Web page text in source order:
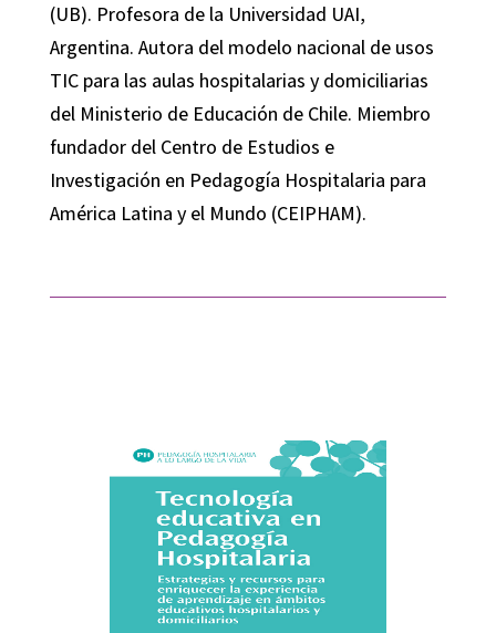
(UB). Profesora de la Universidad UAI,
Argentina. Autora del modelo nacional de usos
TIC para las aulas hospitalarias y domiciliarias
del Ministerio de Educación de Chile. Miembro
fundador del Centro de Estudios e
Investigación en Pedagogía Hospitalaria para
América Latina y el Mundo (CEIPHAM).